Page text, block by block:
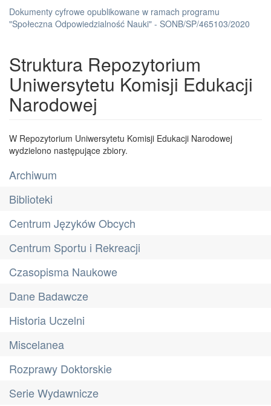
Dokumenty cyfrowe opublikowane w ramach programu
"Społeczna Odpowiedzialność Nauki" - SONB/SP/465103/2020
Struktura Repozytorium
Uniwersytetu Komisji Edukacji
Narodowej
W Repozytorium Uniwersytetu Komisji Edukacji Narodowej
wydzielono następujące zbiory.
Archiwum
Biblioteki
Centrum Języków Obcych
Centrum Sportu i Rekreacji
Czasopisma Naukowe
Dane Badawcze
Historia Uczelni
Miscelanea
Rozprawy Doktorskie
Serie Wydawnicze